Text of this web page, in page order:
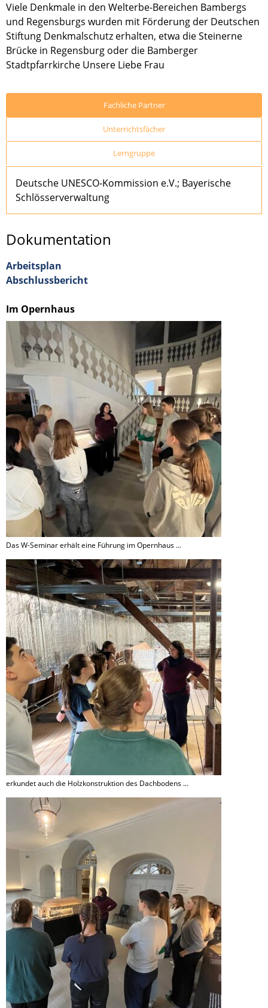
Viele Denkmale in den Welterbe-Bereichen Bambergs
und Regensburgs wurden mit Förderung der Deutschen
Stiftung Denkmalschutz erhalten, etwa die Steinerne
Brücke in Regensburg oder die Bamberger
Stadtpfarrkirche Unsere Liebe Frau
Fachliche Partner
Unterrichtsfächer
Lerngruppe
Deutsche UNESCO-Kommission e.V.; Bayerische
Schlösserverwaltung
Dokumentation
Arbeitsplan
Abschlussbericht
Im Opernhaus
Das W-Seminar erhält eine Führung im Opernhaus ...
erkundet auch die Holzkonstruktion des Dachbodens ...